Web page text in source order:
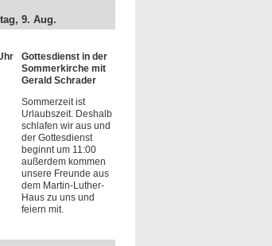
9. Aug.
Gottesdienst in der
Sommerkirche mit
Gerald Schrader
Sommerzeit ist
Urlaubszeit. Deshalb
schlafen wir aus und
der Gottesdienst
beginnt um 11:00
außerdem kommen
unsere Freunde aus
dem Martin-Luther-
Haus zu uns und
feiern mit.